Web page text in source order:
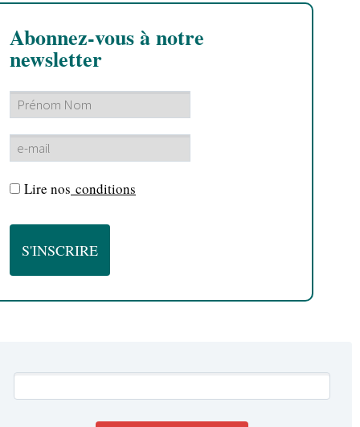
Abonnez-vous à notre
newsletter
Lire nos conditions